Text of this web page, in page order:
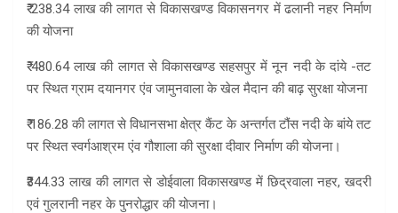
₹ 238.34 लाख की लागत से विकासखण्ड विकासनगर में ढलानी नहर निर्माण
की योजना
₹ 480.64 लाख की लागत से विकासखण्ड सहसपुर में नून नदी के दांये -तट
पर स्थित ग्राम दयानगर एंव जामुनवाला के खेल मैदान की बाढ़ सुरक्षा योजना
₹ 186.28 की लागत से विधानसभा क्षेत्र कैंट के अन्तर्गत टौंस नदी के बांये तट
पर स्थित स्वर्गआश्रम एंव गौशाला की सुरक्षा दीवार निर्माण की योजना।
₹344.33 लाख की लागत से डोईवाला विकासखण्ड में छिद्रवाला नहर, खदरी
एवं गुलरानी नहर के पुनरोद्धार की योजना।